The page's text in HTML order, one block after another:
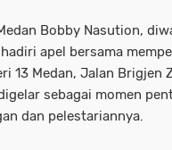
Bobby Nasution,
apel bersama
13 Medan, Jalan Brigjen
sebagai momen
dan pelestariannya.